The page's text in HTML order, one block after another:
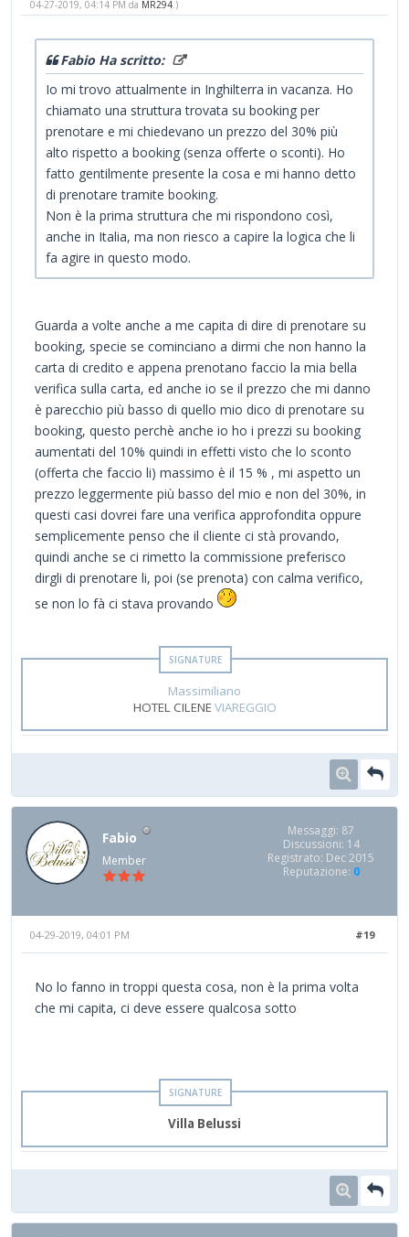
04-27-2019, 04:14 PM da MR294.)
Fabio Ha scritto:
Io mi trovo attualmente in Inghilterra in vacanza. Ho
chiamato una struttura trovata su booking per
prenotare e mi chiedevano un prezzo del 30% più
alto rispetto a booking (senza offerte o sconti). Ho
fatto gentilmente presente la cosa e mi hanno detto
di prenotare tramite booking.
Non è la prima struttura che mi rispondono così,
anche in Italia, ma non riesco a capire la logica che li
fa agire in questo modo.
Guarda a volte anche a me capita di dire di prenotare su
booking, specie se cominciano a dirmi che non hanno la
carta di credito e appena prenotano faccio la mia bella
verifica sulla carta, ed anche io se il prezzo che mi danno
è parecchio più basso di quello mio dico di prenotare su
booking, questo perchè anche io ho i prezzi su booking
aumentati del 10% quindi in effetti visto che lo sconto
(offerta che faccio li) massimo è il 15 % , mi aspetto un
prezzo leggermente più basso del mio e non del 30%, in
questi casi dovrei fare una verifica approfondita oppure
semplicemente penso che il cliente ci stà provando,
quindi anche se ci rimetto la commissione preferisco
dirgli di prenotare li, poi (se prenota) con calma verifico,
se non lo fà ci stava provando
Massimiliano
HOTEL CILENEVIAREGGIO
Fabio
Member
Messaggi: 87
Discussioni: 14
Registrato: Dec 2015
Reputazione: 0
#19
04-29-2019, 04:01 PM
No lo fanno in troppi questa cosa, non è la prima volta
che mi capita, ci deve essere qualcosa sotto
Villa Belussi